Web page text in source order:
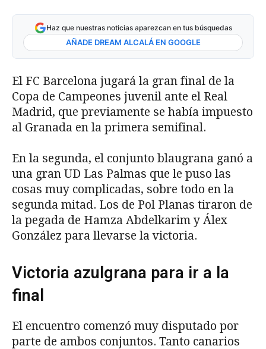
Haz que nuestras noticias aparezcan en tus búsquedas
AÑADE DREAM ALCALÁ EN GOOGLE
El FC Barcelona jugará la gran final de la
Copa de Campeones juvenil ante el Real
Madrid, que previamente se había impuesto
al Granada en la primera semifinal.
En la segunda, el conjunto blaugrana ganó a
una gran UD Las Palmas que le puso las
cosas muy complicadas, sobre todo en la
segunda mitad. Los de Pol Planas tiraron de
la pegada de Hamza Abdelkarim y Álex
González para llevarse la victoria.
Victoria azulgrana para ir a la
final
El encuentro comenzó muy disputado por
parte de ambos conjuntos. Tanto canarios